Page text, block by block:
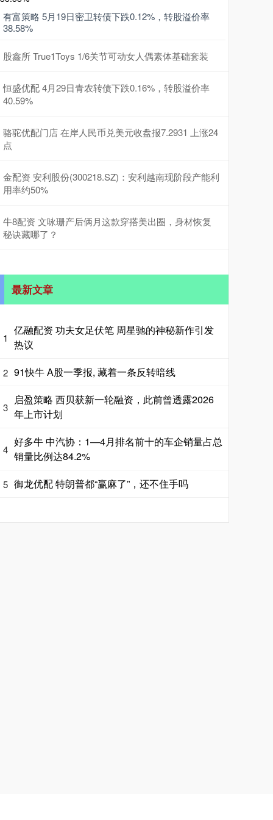
有富策略 5月19日密卫转债下跌0.12%，转股溢价率
38.58%
股鑫所 True1Toys 1/6关节可动女人偶素体基础套装
恒盛优配 4月29日青农转债下跌0.16%，转股溢价率
40.59%
骆驼优配门店 在岸人民币兑美元收盘报7.2931 上涨24
点
金配资 安利股份(300218.SZ)：安利越南现阶段产能利
用率约50%
牛8配资 文咏珊产后俩月这款穿搭美出圈，身材恢复
秘诀藏哪了？
最新文章
1
亿融配资 功夫女足伏笔 周星驰的神秘新作引发
热议
2 91快牛 A股一季报, 藏着一条反转暗线
3
启盈策略 西贝获新一轮融资，此前曾透露2026
年上市计划
4
好多牛 中汽协：1—4月排名前十的车企销量占总
销量比例达84.2%
5 御龙优配 特朗普都“赢麻了”，还不住手吗